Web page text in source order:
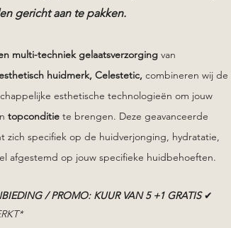
gericht aan te pakken.
multi-techniek gelaatsverzorging van
huidmerk, Celestetic, combineren wij de
esthetische technologieën om jouw
topconditie te brengen. Deze geavanceerde
zich specifiek op de huidverjonging, hydratatie,
afgestemd op jouw specifieke huidbehoeften.
/ PROMO: KUUR VAN 5 +1 GRATIS✔